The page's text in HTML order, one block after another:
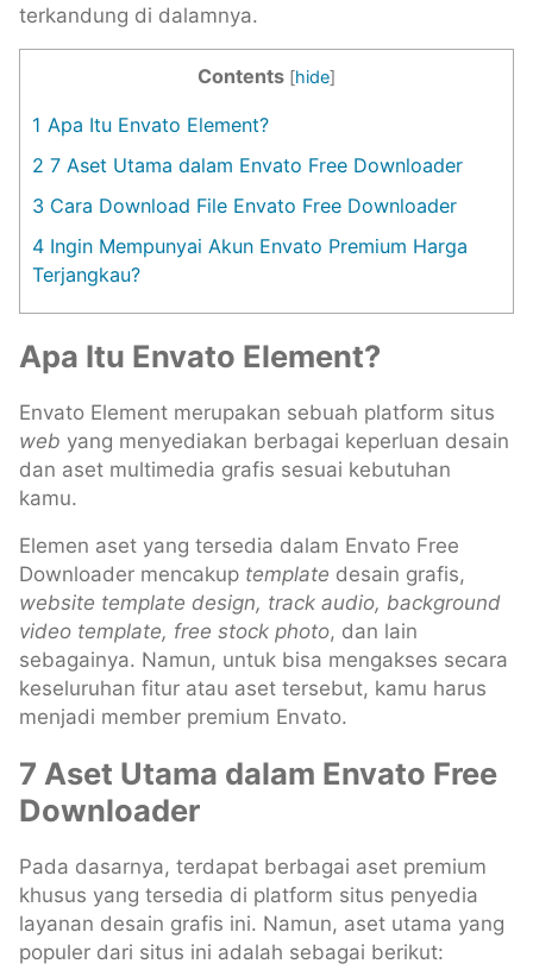
terkandung di dalamnya.
Contents [hide]
1 Apa Itu Envato Element?
2 7 Aset Utama dalam Envato Free Downloader
3 Cara Download File Envato Free Downloader
4 Ingin Mempunyai Akun Envato Premium Harga
Terjangkau?
Apa Itu Envato Element?
Envato Element merupakan sebuah platform situs
web yang menyediakan berbagai keperluan desain
dan aset multimedia grafis sesuai kebutuhan
kamu.
Elemen aset yang tersedia dalam Envato Free
Downloader mencakup template desain grafis,
website template design, track audio, background
video template, free stock photo, dan lain
sebagainya. Namun, untuk bisa mengakses secara
keseluruhan fitur atau aset tersebut, kamu harus
menjadi member premium Envato.
7 Aset Utama dalam Envato Free
Downloader
Pada dasarnya, terdapat berbagai aset premium
khusus yang tersedia di platform situs penyedia
layanan desain grafis ini. Namun, aset utama yang
populer dari situs ini adalah sebagai berikut: